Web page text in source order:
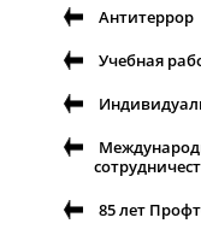
Антитеррор
Учебная
85 лет